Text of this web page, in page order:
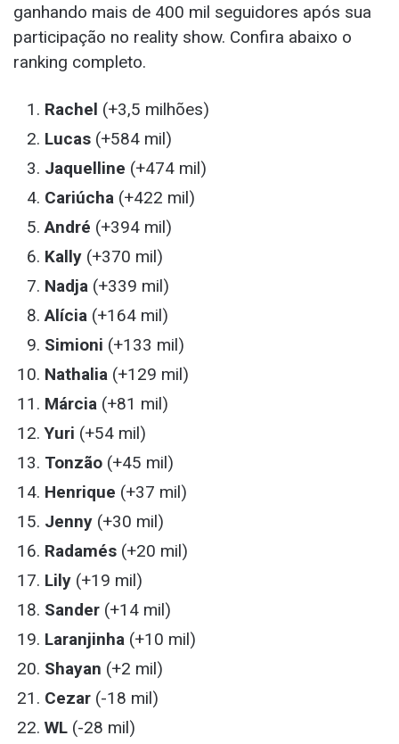
ganhando mais de 400 mil seguidores após sua
participação no reality show. Confira abaixo o
ranking completo.
Rachel (+3,5 milhões)
Lucas (+584 mil)
Jaquelline (+474 mil)
Cariúcha (+422 mil)
André (+394 mil)
Kally (+370 mil)
Nadja (+339 mil)
Alícia (+164 mil)
Simioni (+133 mil)
Nathalia (+129 mil)
Márcia (+81 mil)
Yuri (+54 mil)
Tonzão (+45 mil)
Henrique (+37 mil)
Jenny (+30 mil)
Radamés (+20 mil)
Lily (+19 mil)
Sander (+14 mil)
Laranjinha (+10 mil)
Shayan (+2 mil)
Cezar (-18 mil)
WL (-28 mil)